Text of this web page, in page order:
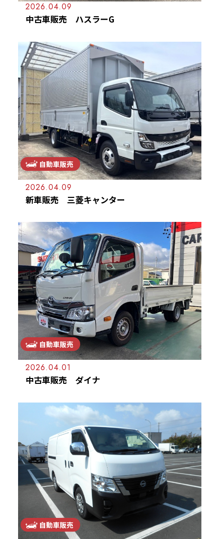
2026.04.09
中古車販売 ハスラーG
自動車販売
2026.04.09
新車販売 三菱キャンター
自動車販売
2026.04.01
中古車販売 ダイナ
自動車販売